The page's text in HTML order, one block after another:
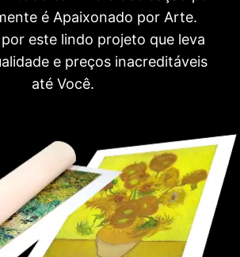
é Apaixonado por Arte.
este lindo projeto que leva
e preços inacreditáveis
até Você.